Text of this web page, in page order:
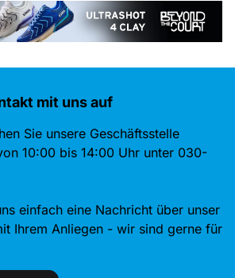
mit uns auf
Sie unsere Geschäftsstelle
10:00 bis 14:00 Uhr unter 030-
einfach eine Nachricht über unser
Ihrem Anliegen - wir sind gerne für